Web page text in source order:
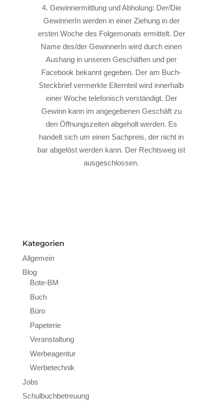
Gewinnermittlung und Abholung: Der/Die
GewinnerIn werden in einer Ziehung in der
ersten Woche des Folgemonats ermittelt. Der
Name des/der GewinnerIn wird durch einen
Aushang in unseren Geschäften und per
Facebook bekannt gegeben. Der am Buch-
Steckbrief vermerkte Elternteil wird innerhalb
einer Woche telefonisch verständigt. Der
Gewinn kann im angegebenen Geschäft zu
den Öffnungszeiten abgeholt werden. Es
handelt sich um einen Sachpreis, der nicht in
bar abgelöst werden kann. Der Rechtsweg ist
ausgeschlossen.
Kategorien
Allgemein
Blog
Bote-BM
Buch
Büro
Papeterie
Veranstaltung
Werbeagentur
Werbetechnik
Jobs
Schulbuchbetreuung